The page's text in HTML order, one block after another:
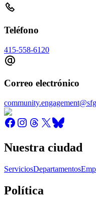
Teléfono
415-558-6120
Correo electrónico
Nuestra ciudad
ServiciosDepartamentos
Política